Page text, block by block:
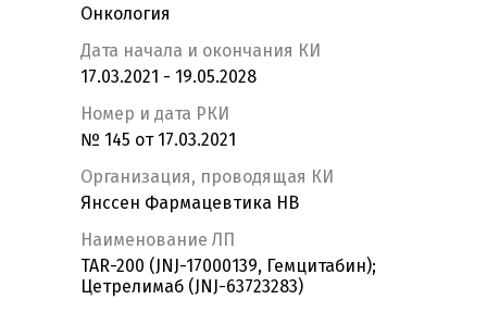
Онкология
Дата начала и окончания КИ
17.03.2021 - 19.05.2028
Номер и дата РКИ
№ 145 от 17.03.2021
Организация, проводящая КИ
Янссен Фармацевтика НВ
Наименование ЛП
TAR-200 (JNJ-17000139, Гемцитабин);
Цетрелимаб (JNJ-63723283)